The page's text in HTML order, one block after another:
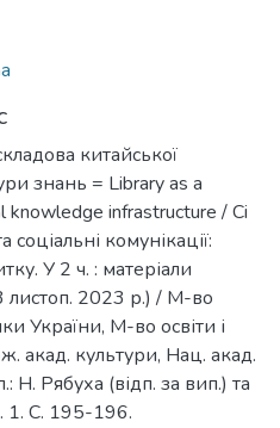
китайської
знань = Library as a
knowledge infrastructure / Сi
комунікації:
У 2 ч. : матеріали
2023 р.) / М-во
України, М-во освіти і
акад. культури, Нац. акад.
Н. Рябуха (відп. за вип.) та
1. С. 195-196.